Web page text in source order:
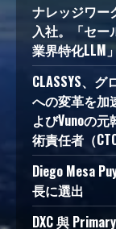
ナレッジワー
入社。「セー
業界特化LLM
CLASSYS、
への変革を加
よびVunoの
術責任者（
Diego Mesa
長に選出
DXC 與